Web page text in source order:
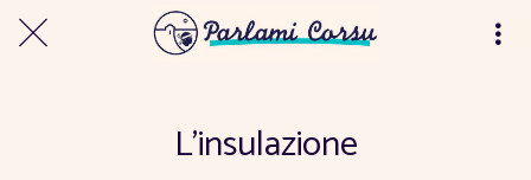
L'insulazione